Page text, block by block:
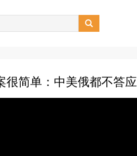

很简单：中美俄都不答应